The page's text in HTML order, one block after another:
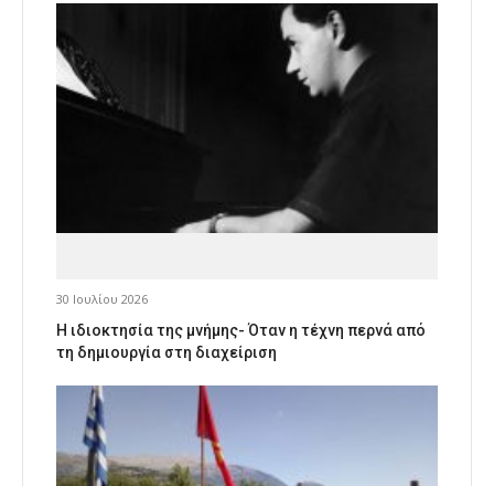
30 Ιουλίου 2026
Η ιδιοκτησία της μνήμης- Όταν η τέχνη περνά από
τη δημιουργία στη διαχείριση